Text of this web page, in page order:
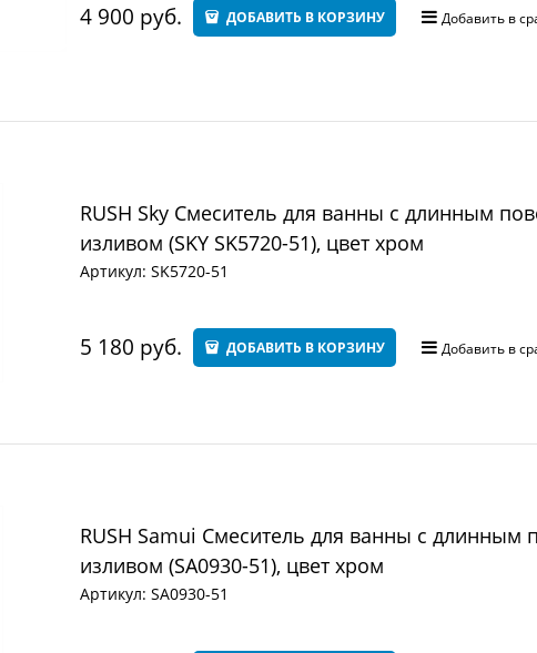
4 900 руб. ДОБАВИТЬ В КОРЗИНУ Добавить в
RUSH Sky Смеситель для ванны с длинным
изливом (SKY SK5720-51), цвет хром
Артикул: SK5720-51
5 180 руб. ДОБАВИТЬ В КОРЗИНУ Добавить в
RUSH Samui Смеситель для ванны с длинным
изливом (SA0930-51), цвет хром
Артикул: SA0930-51